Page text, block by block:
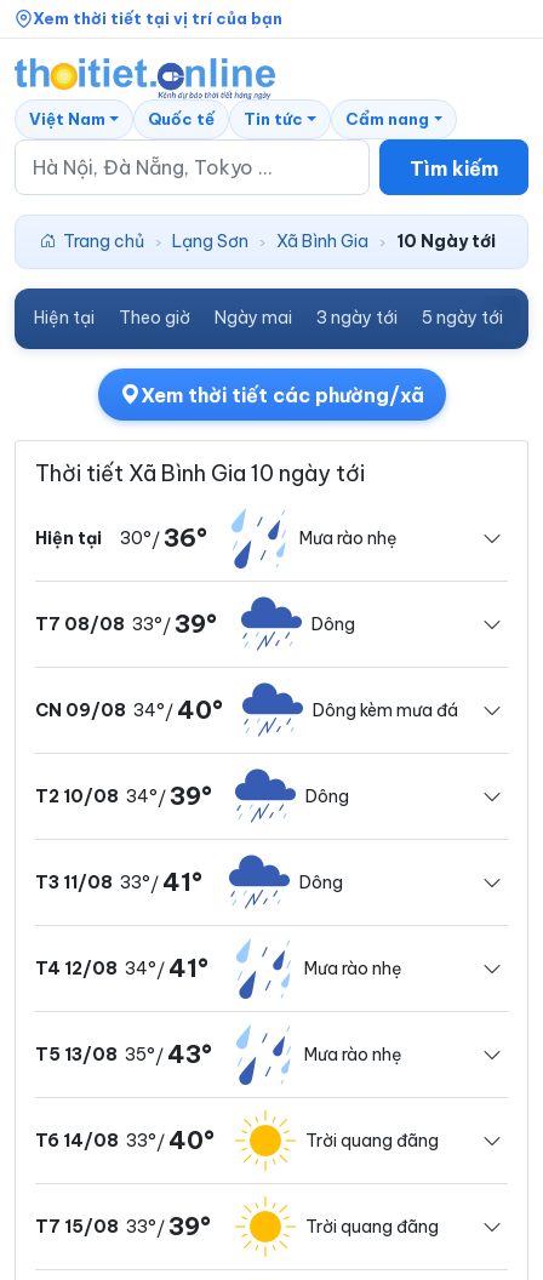
Xem thời tiết tại vị trí của bạn
Tìm kiếm
Việt Nam Quốc tế Tin tức Cẩm nang
Trang chủ › Lạng Sơn › Xã Bình Gia › 10 Ngày tới
Hiện tại Theo giờ Ngày mai 3 ngày tới 5 ngày tới
Xem thời tiết các phường/xã
Thời tiết Xã Bình Gia 10 ngày tới
Hiện tại 30°/ 36° Mưa rào nhẹ
T7 08/08 33°/ 39° Dông
CN 09/08 34°/ 40° Dông kèm mưa đá
T2 10/08 34°/ 39° Dông
T3 11/08 33°/ 41° Dông
T4 12/08 34°/ 41° Mưa rào nhẹ
T5 13/08 35°/ 43° Mưa rào nhẹ
T6 14/08 33°/ 40° Trời quang đãng
T7 15/08 33°/ 39° Trời quang đãng